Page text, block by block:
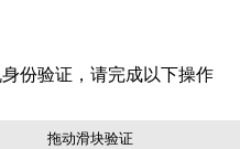
拖动滑块验证